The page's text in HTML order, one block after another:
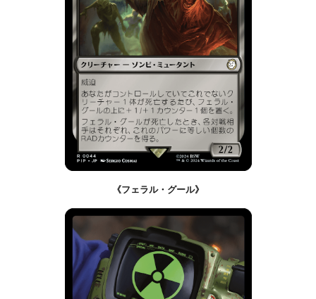
《フェラル・グール》